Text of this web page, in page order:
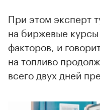
При этом эксперт
на биржевые
факторов, и
на топливо
всего двух дней